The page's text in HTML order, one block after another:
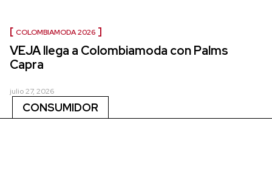
COLOMBIAMODA 2026
VEJA llega a Colombiamoda con Palms
Capra
julio 27, 2026
CONSUMIDOR